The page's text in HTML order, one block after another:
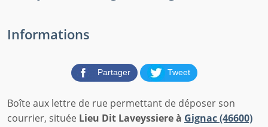
Informations
Partager Tweet
Boîte aux lettre de rue permettant de déposer son
courrier, située Lieu Dit Laveyssiere à Gignac (46600)